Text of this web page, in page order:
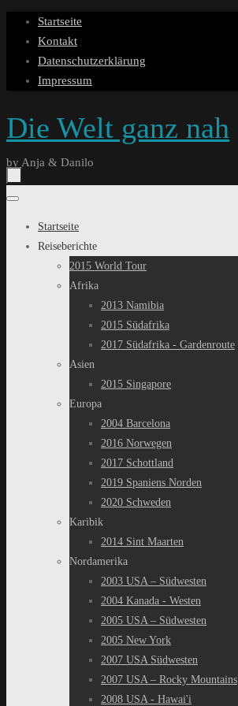
Zum
Inhalt
springen
Startseite
Kontakt
Datenschutzerklärung
Impressum
Die Welt ganz nah
by Anja & Danilo
Zum
springen
Startseite
Reiseberichte
2015 World Tour
Afrika
2013 Namibia
2015 Südafrika
2017 Südafrika - Gardenroute
Asien
2015 Singapore
Europa
2004 Barcelona
2016 Norwegen
2017 Schottland
2019 Spaniens Norden
2020 Schweden
Karibik
2014 Sint Maarten
Nordamerika
2003 USA – Südwesten
2004 Kanada - Westen
2005 USA – Südwesten
2005 New York
2007 USA Südwesten
2007 USA – Rocky Mountains
2008 USA - Hawai'i